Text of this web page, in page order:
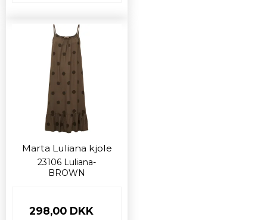
Marta Luliana kjole
23106 Luliana-
BROWN
298,00 DKK